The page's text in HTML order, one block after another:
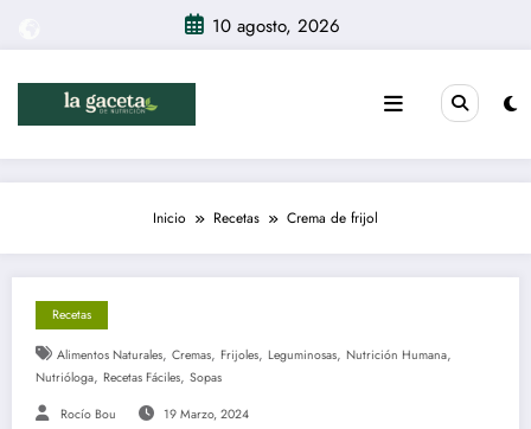
contenido
10 agosto, 2026
Inicio Recetas Crema de frijol
Recetas
Alimentos Naturales, Cremas, Frijoles, Leguminosas, Nutrición Humana,
Nutrióloga, Recetas Fáciles, Sopas
Rocío Bou 19 Marzo, 2024